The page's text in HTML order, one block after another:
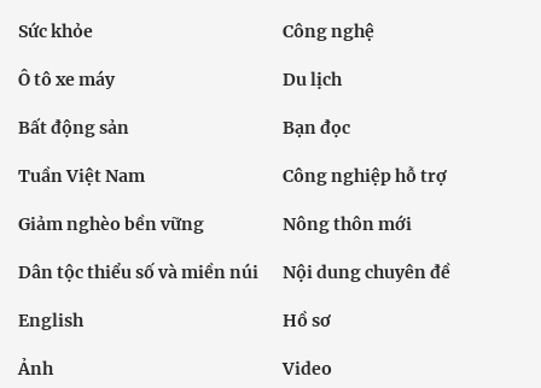
Sức khỏe Công nghệ
Ô tô xe máy Du lịch
Bất động sản Bạn đọc
Tuần Việt Nam Công nghiệp hỗ trợ
Giảm nghèo bền vững Nông thôn mới
Dân tộc thiểu số và miền núi Nội dung chuyên đề
English Hồ sơ
Ảnh Video